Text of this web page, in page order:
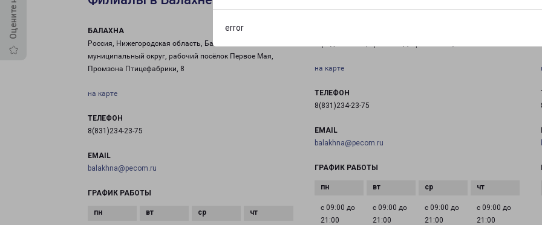
error
БАЛАХНА
Россия, Нижегородская область, Балахнинский
муниципальный округ, рабочий посёлок Первое Мая,
Промзона Птицефабрики, 8
на карте
ТЕЛЕФОН
8(831)234-23-75
EMAIL
balakhna@pecom.ru
ГРАФИК РАБОТЫ
на карте
ТЕЛЕФОН
8(831)234-23-75
EMAIL
balakhna@pecom.ru
ГРАФИК РАБОТЫ
с 09:00 до
21:00
с 09:00 до
21:00
с 09:00 до
21:00
с 09:00 до
21:00